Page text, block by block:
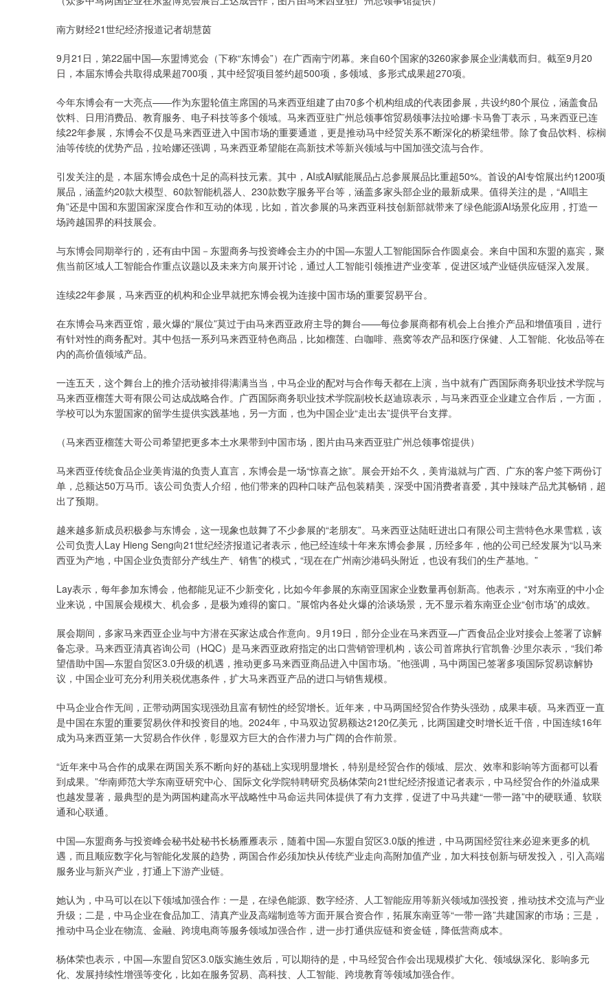
南方财经21世纪经济报道记者胡慧茵
9月21日，第22届中国—东盟博览会（下称“东博会”）在广西南宁闭幕。来自60个国家的3260家参展企业满载而归。截至9月20
日，本届东博会共取得成果超700项，其中经贸项目签约超500项，多领域、多形式成果超270项。
今年东博会有一大亮点——作为东盟轮值主席国的马来西亚组建了由70多个机构组成的代表团参展，共设约80个展位，涵盖食品
饮料、日用消费品、教育服务、电子科技等多个领域。马来西亚驻广州总领事馆贸易领事法拉哈娜·卡马鲁丁表示，马来西亚已连
续22年参展，东博会不仅是马来西亚进入中国市场的重要通道，更是推动马中经贸关系不断深化的桥梁纽带。除了食品饮料、棕榈
油等传统的优势产品，拉哈娜还强调，马来西亚希望能在高新技术等新兴领域与中国加强交流与合作。
引发关注的是，本届东博会成色十足的高科技元素。其中，AI或AI赋能展品占总参展展品比重超50%。首设的AI专馆展出约1200项
展品，涵盖约20款大模型、60款智能机器人、230款数字服务平台等，涵盖多家头部企业的最新成果。值得关注的是，“AI唱主
角”还是中国和东盟国家深度合作和互动的体现，比如，首次参展的马来西亚科技创新部就带来了绿色能源AI场景化应用，打造一
场跨越国界的科技展会。
与东博会同期举行的，还有由中国－东盟商务与投资峰会主办的中国—东盟人工智能国际合作圆桌会。来自中国和东盟的嘉宾，聚
焦当前区域人工智能合作重点议题以及未来方向展开讨论，通过人工智能引领推进产业变革，促进区域产业链供应链深入发展。
连续22年参展，马来西亚的机构和企业早就把东博会视为连接中国市场的重要贸易平台。
在东博会马来西亚馆，最火爆的“展位”莫过于由马来西亚政府主导的舞台——每位参展商都有机会上台推介产品和增值项目，进行
有针对性的商务配对。其中包括一系列马来西亚特色商品，比如榴莲、白咖啡、燕窝等农产品和医疗保健、人工智能、化妆品等在
内的高价值领域产品。
一连五天，这个舞台上的推介活动被排得满满当当，中马企业的配对与合作每天都在上演，当中就有广西国际商务职业技术学院与
马来西亚榴莲大哥有限公司达成战略合作。广西国际商务职业技术学院副校长赵迪琼表示，与马来西亚企业建立合作后，一方面，
学校可以为东盟国家的留学生提供实践基地，另一方面，也为中国企业“走出去”提供平台支撑。
（马来西亚榴莲大哥公司希望把更多本土水果带到中国市场，图片由马来西亚驻广州总领事馆提供）
马来西亚传统食品企业美肯滋的负责人直言，东博会是一场“惊喜之旅”。展会开始不久，美肯滋就与广西、广东的客户签下两份订
单，总额达50万马币。该公司负责人介绍，他们带来的四种口味产品包装精美，深受中国消费者喜爱，其中辣味产品尤其畅销，超
出了预期。
越来越多新成员积极参与东博会，这一现象也鼓舞了不少参展的“老朋友”。马来西亚达陆旺进出口有限公司主营特色水果雪糕，该
公司负责人Lay Hieng Seng向21世纪经济报道记者表示，他已经连续十年来东博会参展，历经多年，他的公司已经发展为“以马来
西亚为产地，中国企业负责部分产线生产、销售”的模式，“现在在广州南沙港码头附近，也设有我们的生产基地。”
Lay表示，每年参加东博会，他都能见证不少新变化，比如今年参展的东南亚国家企业数量再创新高。他表示，“对东南亚的中小企
业来说，中国展会规模大、机会多，是极为难得的窗口。”展馆内各处火爆的洽谈场景，无不显示着东南亚企业“创市场”的成效。
展会期间，多家马来西亚企业与中方潜在买家达成合作意向。9月19日，部分企业在马来西亚—广西食品企业对接会上签署了谅解
备忘录。马来西亚清真咨询公司（HQC）是马来西亚政府指定的出口营销管理机构，该公司首席执行官凯鲁·沙里尔表示，“我们希
望借助中国—东盟自贸区3.0升级的机遇，推动更多马来西亚商品进入中国市场。”他强调，马中两国已签署多项国际贸易谅解协
议，中国企业可充分利用关税优惠条件，扩大马来西亚产品的进口与销售规模。
中马企业合作无间，正带动两国实现强劲且富有韧性的经贸增长。近年来，中马两国经贸合作势头强劲，成果丰硕。马来西亚一直
是中国在东盟的重要贸易伙伴和投资目的地。2024年，中马双边贸易额达2120亿美元，比两国建交时增长近千倍，中国连续16年
成为马来西亚第一大贸易合作伙伴，彰显双方巨大的合作潜力与广阔的合作前景。
“近年来中马合作的成果在两国关系不断向好的基础上实现明显增长，特别是经贸合作的领域、层次、效率和影响等方面都可以看
到成果。”华南师范大学东南亚研究中心、国际文化学院特聘研究员杨体荣向21世纪经济报道记者表示，中马经贸合作的外溢成果
也越发显著，最典型的是为两国构建高水平战略性中马命运共同体提供了有力支撑，促进了中马共建“一带一路”中的硬联通、软联
通和心联通。
中国—东盟商务与投资峰会秘书处秘书长杨雁雁表示，随着中国—东盟自贸区3.0版的推进，中马两国经贸往来必迎来更多的机
遇，而且顺应数字化与智能化发展的趋势，两国合作必须加快从传统产业走向高附加值产业，加大科技创新与研发投入，引入高端
服务业与新兴产业，打通上下游产业链。
她认为，中马可以在以下领域加强合作：一是，在绿色能源、数字经济、人工智能应用等新兴领域加强投资，推动技术交流与产业
升级；二是，中马企业在食品加工、清真产业及高端制造等方面开展合资合作，拓展东南亚等“一带一路”共建国家的市场；三是，
推动中马企业在物流、金融、跨境电商等服务领域加强合作，进一步打通供应链和资金链，降低营商成本。
杨体荣也表示，中国—东盟自贸区3.0版实施生效后，可以期待的是，中马经贸合作会出现规模扩大化、领域纵深化、影响多元
化、发展持续性增强等变化，比如在服务贸易、高科技、人工智能、跨境教育等领域加强合作。